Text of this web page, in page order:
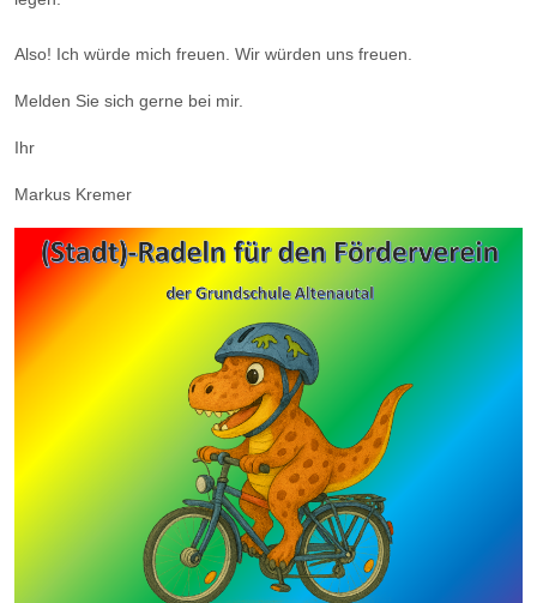
Also! Ich würde mich freuen. Wir würden uns freuen.
Melden Sie sich gerne bei mir.
Ihr
Markus Kremer